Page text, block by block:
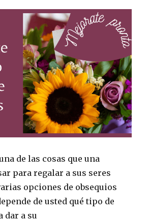
de las cosas que una
para regalar a sus seres
opciones de obsequios
de usted qué tipo de
dar a su